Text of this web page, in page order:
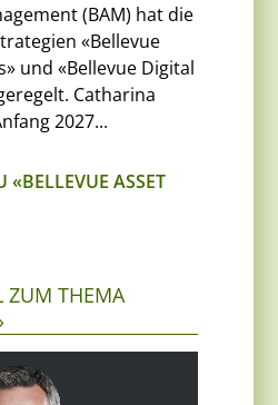
(BAM) hat die
«Bellevue
und «Bellevue Digital
Catharina
2027...
«BELLEVUE ASSET
ZUM THEMA